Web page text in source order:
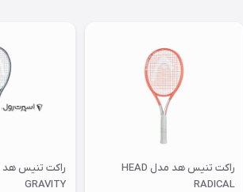
راکت تنیس هد مدل HEAD
RADICAL
GRAVITY